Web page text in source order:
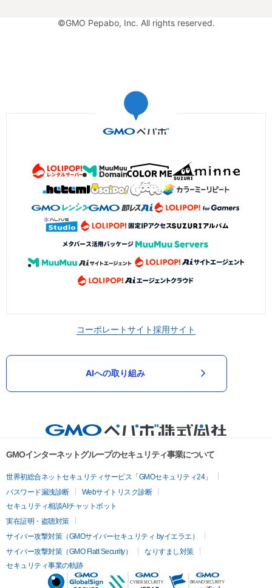
©GMO Pepabo, Inc. All rights reserved.
コーポレートサイト採用サイト
AIへの取り組み
GMOインターネットグループのセキュリティ事業について
世界初総合ネットセキュリティサービス「GMOセキュリティ24」
パスワード漏洩診断
Webサイトリスク診断
セキュリティ相談AIチャットボット
実在証明・盗聴対策
サイバー攻撃対策（GMOサイバーセキュリティ byイエラエ）
サイバー攻撃対策（GMO Flatt Security）
なりすまし対策
セキュリティ事業の軌跡